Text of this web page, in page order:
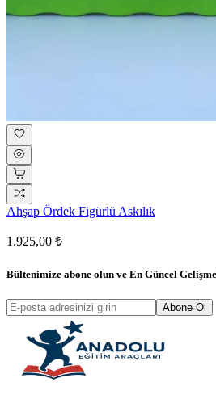
Ahşap Ördek Figürlü Askılık
1.925,00 ₺
Bültenimize abone olun ve En Güncel
Abone Ol